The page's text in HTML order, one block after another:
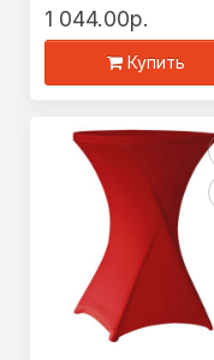
1 044.00р.
Купить